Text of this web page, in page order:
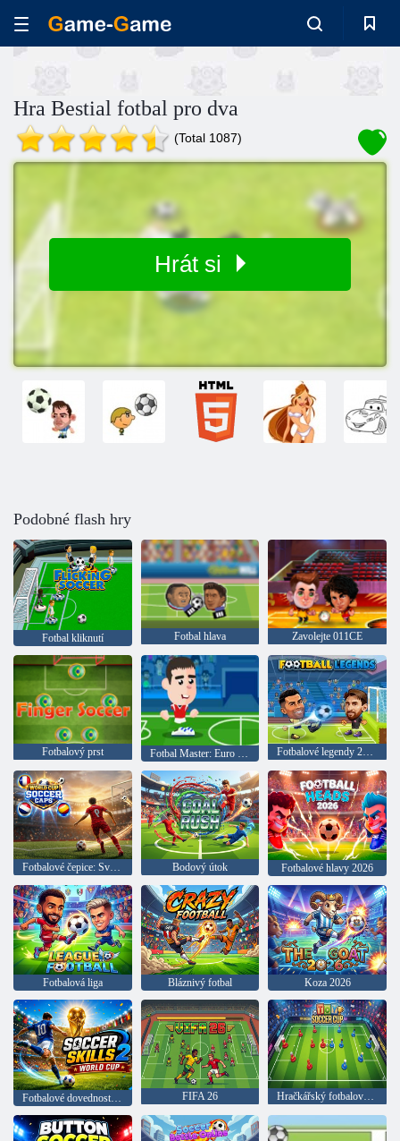
Hra Bestial fotbal pro dva
(Total 1087)
Hrát si
Podobné flash hry
Fotbal kliknutí Fotbal hlava Zavolejte 011CE
Fotbalový prst Fotbalové legendy 2026
Fotbalové čepice: Světový pohár Bodový útok Fotbalové hlavy 2026
Fotbalová liga Bláznivý fotbal Koza 2026
FIFA 26 Hračkářský fotbalový pohár